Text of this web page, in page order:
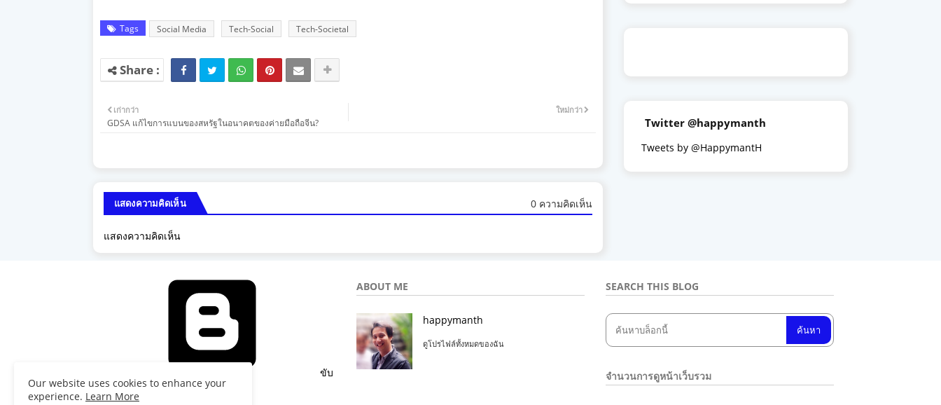
Tags Social Media Tech-Social Tech-Societal
ใหม่กว่า
เก่ากว่า
GDSA แก้ไขการแบนของสหรัฐในอนาคตของค่ายมือถือจีน?
แสดงความคิดเห็น 0 ความคิดเห็น
แสดงความคิดเห็น
Twitter @happymanth
Tweets by @HappymantH
ขับ
เคลื่อนโดย Blogger
ABOUT ME
happymanth
ดูโปรไฟล์ทั้งหมดของฉัน
SEARCH THIS BLOG
จำนวนการดูหน้าเว็บรวม
Our website uses cookies to enhance your
experience. Learn More